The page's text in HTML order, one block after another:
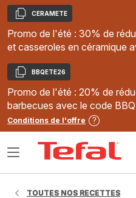
Copier
CERAMETE
Promo de l'été : 30% de
et casseroles en céramique
Copier
BBQETE26
Promo de l'été : 20% de
barbecues avec le code
Conditions de l'offre
Ouvrir
TOUTES NOS RECETTES